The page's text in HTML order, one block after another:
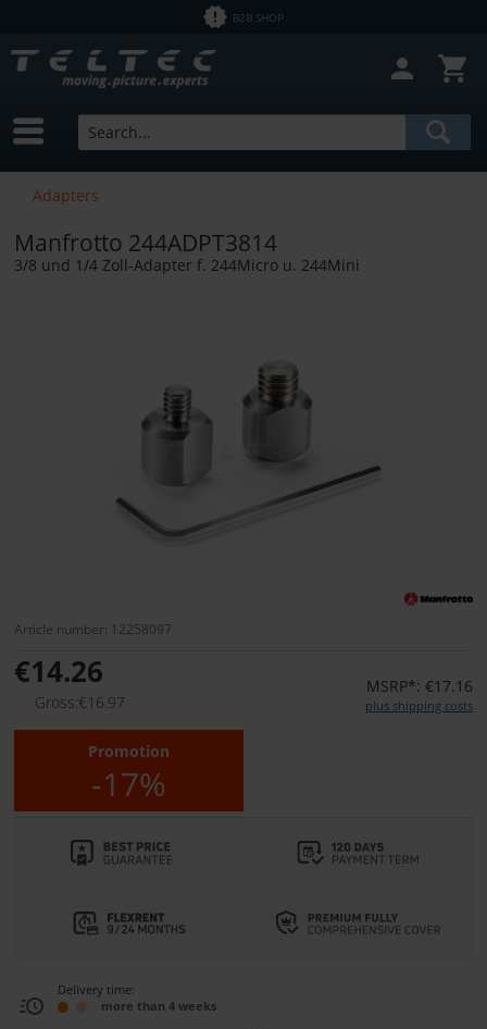
B2B SHOP
Adapters
Manfrotto 244ADPT3814
3/8 und 1/4 Zoll-Adapter f. 244Micro u. 244Mini
Article number: 12258097
€14.26
Gross:€16.97
MSRP*: €17.16
plus shipping costs
Promotion
-17%
Delivery time:
more than 4 weeks